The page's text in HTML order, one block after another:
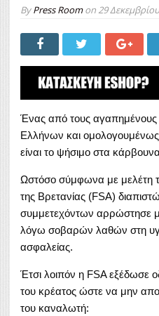
ByPress Roomon 29
Ένας από τους αγαπημένους
Ελλήνων και ομολογουμένως
είναι το ψήσιμο στα
Ωστόσο σύμφωνα με μελέτη
της Βρετανίας (FSA)
συμμετεχόντων αρρώστησε
λόγω σοβαρών λαθών στη
ασφαλείας.
Έτσι λοιπόν η FSA εξέδωσε
του κρέατος ώστε να μην
του καναλωτή: